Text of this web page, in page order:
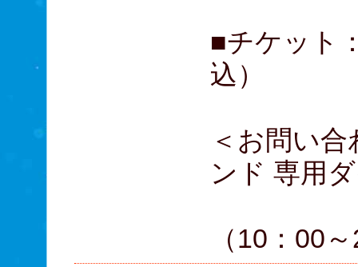
■チケット
込）
＜お問い
ンド 専用
（10：00